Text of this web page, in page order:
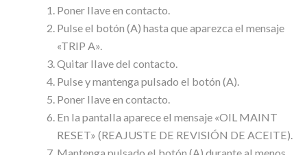
Poner llave en contacto.
Pulse el botón (A) hasta que aparezca el mensaje
«TRIP A».
Quitar llave del contacto.
Pulse y mantenga pulsado el botón (A).
Poner llave en contacto.
En la pantalla aparece el mensaje «OIL MAINT
RESET» (REAJUSTE DE REVISIÓN DE ACEITE).